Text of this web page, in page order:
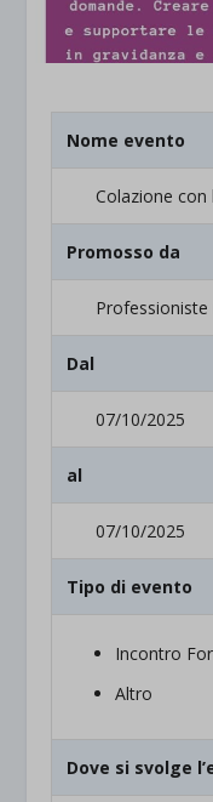
Nome evento
Colazione con
Promosso da
Professioniste
Dal
07/10/2025
al
07/10/2025
Tipo di evento
Incontro
Altro
Dove si svolge